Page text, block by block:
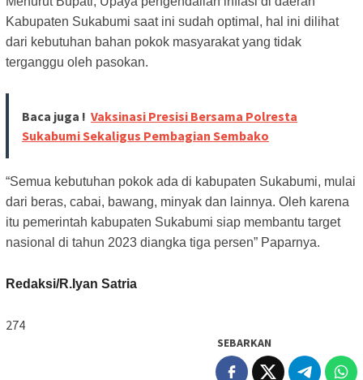
Kabupaten Sukabumi saat ini sudah optimal, hal ini dilihat
dari kebutuhan bahan pokok masyarakat yang tidak
terganggu oleh pasokan.
Baca juga ! Vaksinasi Presisi Bersama Polresta
Sukabumi Sekaligus Pembagian Sembako
“Semua kebutuhan pokok ada di kabupaten Sukabumi, mulai
dari beras, cabai, bawang, minyak dan lainnya. Oleh karena
itu pemerintah kabupaten Sukabumi siap membantu target
nasional di tahun 2023 diangka tiga persen” Paparnya.
Redaksi/R.Iyan Satria
274
SEBARKAN